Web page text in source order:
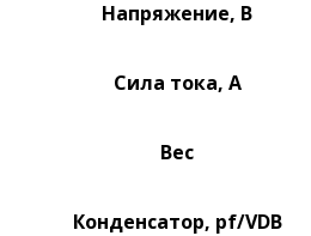
Напряжение, В
Сила тока, А
Вес
Конденсатор, pf/VDB